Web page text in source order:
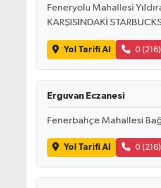
Feneryolu Mahallesi
KARŞISINDAKİ
Yol Tarifi Al 0
Erguvan Eczanesi
Fenerbahçe Mahallesi
Yol Tarifi Al 0